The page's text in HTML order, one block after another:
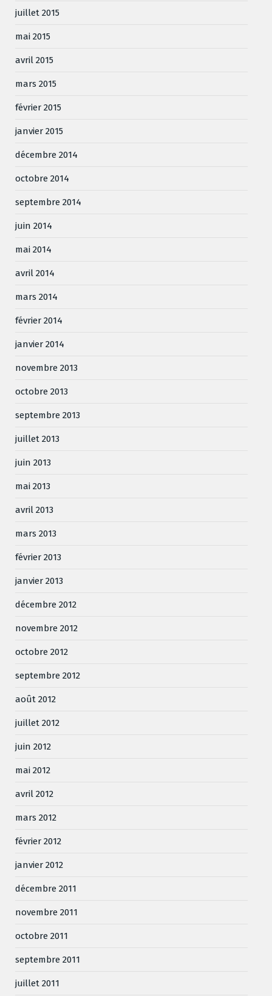
juillet 2015
mai 2015
avril 2015
mars 2015
février 2015
janvier 2015
décembre 2014
octobre 2014
septembre 2014
juin 2014
mai 2014
avril 2014
mars 2014
février 2014
janvier 2014
novembre 2013
octobre 2013
septembre 2013
juillet 2013
juin 2013
mai 2013
avril 2013
mars 2013
février 2013
janvier 2013
décembre 2012
novembre 2012
octobre 2012
septembre 2012
août 2012
juillet 2012
juin 2012
mai 2012
avril 2012
mars 2012
février 2012
janvier 2012
décembre 2011
novembre 2011
octobre 2011
septembre 2011
juillet 2011